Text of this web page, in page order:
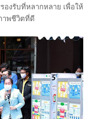
องรับที่หลากหลาย เพื่อให้
พชีวิตที่ดี